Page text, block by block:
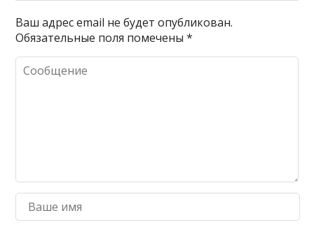
Ваш адрес email не будет опубликован.
Обязательные поля помечены*